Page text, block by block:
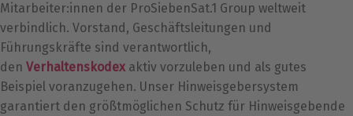
Mitarbeiter:innen der ProSiebenSat.1 Group weltweit
verbindlich. Vorstand, Geschäftsleitungen und
Führungskräfte sind verantwortlich,
den Verhaltenskodex aktiv vorzuleben und als gutes
Beispiel voranzugehen. Unser Hinweisgebersystem
garantiert den größtmöglichen Schutz für Hinweisgebende